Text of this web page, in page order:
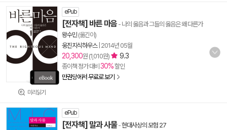
미리읽기
ePub
[전자책] 바른 마음 - 나의 옳음과 그들의 옳음은 왜 다른가
왕수민(옮긴이)
웅진지식하우스| 2014년 05월
20,300원 (1,010원) 9.3
종이책 정가 대비 30%할인
만권당에서 무료로 보기
ePub
[전자책] 말과 사물-현대사상의 모험 27